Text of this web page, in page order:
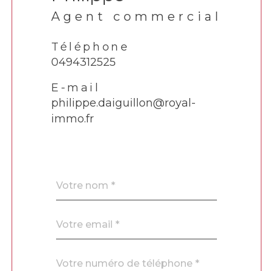
Agent commercial
Téléphone
0494312525
E-mail
philippe.daiguillon@royal-
immo.fr
par
*
*
*